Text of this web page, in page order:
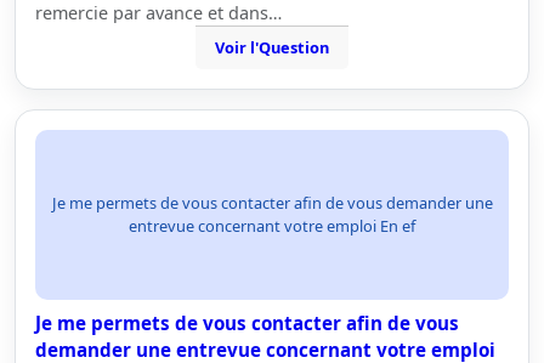
remercie par avance et dans…
Voir l'Question
Je me permets de vous contacter afin de vous demander une
entrevue concernant votre emploi En ef
Je me permets de vous contacter afin de vous
demander une entrevue concernant votre emploi